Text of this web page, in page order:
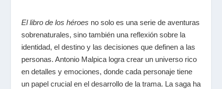
El libro de los héroes no solo es una serie de aventuras
sobrenaturales, sino también una reflexión sobre la
identidad, el destino y las decisiones que definen a las
personas. Antonio Malpica logra crear un universo rico
en detalles y emociones, donde cada personaje tiene
un papel crucial en el desarrollo de la trama. La saga ha